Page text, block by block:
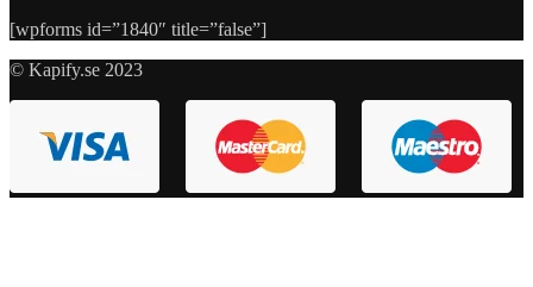
[wpforms id=”1840″ title=”false”]
© Kapify.se 2023